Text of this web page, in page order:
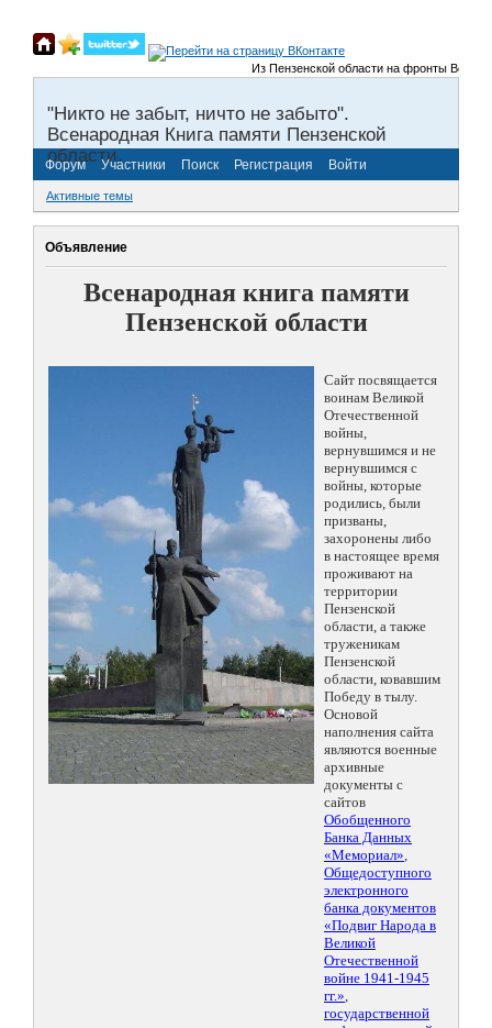
Из Пензенской области на фронты
"Никто не забыт, ничто не забыто".
Всенародная Книга памяти Пензенской
области.
Форум Участники Поиск Регистрация Войти
Активные темы
Объявление
Всенародная книга памяти
Пензенской области
Сайт посвящается
воинам Великой
Отечественной
войны,
вернувшимся и не
вернувшимся с
войны, которые
родились, были
призваны,
захоронены либо
в настоящее время
проживают на
территории
Пензенской
области, а также
труженикам
Пензенской
области, ковавшим
Победу в тылу.
Основой
наполнения сайта
являются военные
архивные
документы с
сайтов
Обобщенного
Банка Данных
«Мемориал»,
Общедоступного
электронного
банка документов
«Подвиг Народа в
Великой
Отечественной
войне 1941-1945
гг.»,
государственной